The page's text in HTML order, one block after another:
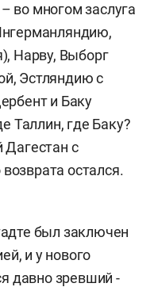
во многом заслуга
Нарву, Выборг
Эстляндию с
и Баку
Таллин, где Баку?
Дагестан с
остался.
был заключен
и у нового
давно зревший -